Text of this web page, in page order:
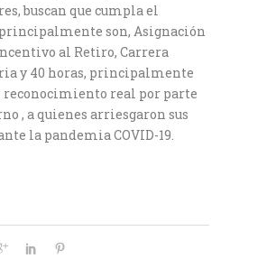
buscan que cumpla el
son, Asignación
al Retiro, Carrera
y 40 horas, principalmente
reconocimiento real por parte
, a quienes arriesgaron sus
la pandemia COVID-19.